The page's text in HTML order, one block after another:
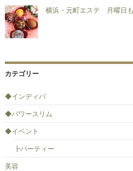
横浜・元町エステ 月曜日も
カテゴリー
◆インディバ
◆パワースリム
◆イベント
┣パーティー
美容